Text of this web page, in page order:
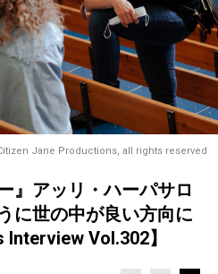
Jane Productions, all rights reserved
』アッリ・ハーパサロ
世の中が良い方向に
Vol.302】